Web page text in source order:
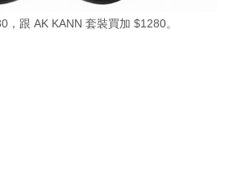
，跟 AK KANN 套裝買加 $1280。